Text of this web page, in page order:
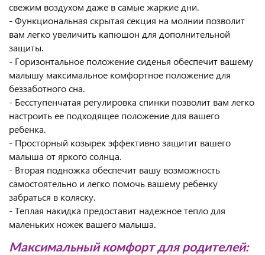
свежим воздухом даже в самые жаркие дни.
- Функциональная скрытая секция на молнии позволит
вам легко увеличить капюшон для дополнительной
защиты.
- Горизонтальное положение сиденья обеспечит вашему
малышу максимальное комфортное положение для
беззаботного сна.
- Бесступенчатая регулировка спинки позволит вам легко
настроить ее подходящее положение для вашего
ребенка.
- Просторный козырек эффективно защитит вашего
малыша от яркого солнца.
- Вторая подножка обеспечит вашу возможность
самостоятельно и легко помочь вашему ребенку
забраться в коляску.
- Теплая накидка предоставит надежное тепло для
маленьких ножек вашего малыша.
Максимальный комфорт для родителей: